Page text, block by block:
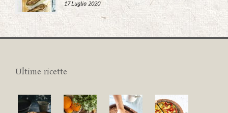
17 Luglio 2020
Ultime ricette